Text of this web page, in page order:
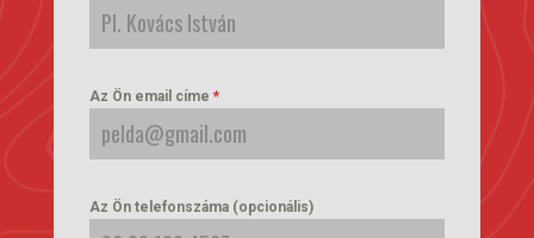
Az Ön email címe *
Az Ön telefonszáma (opcionális)